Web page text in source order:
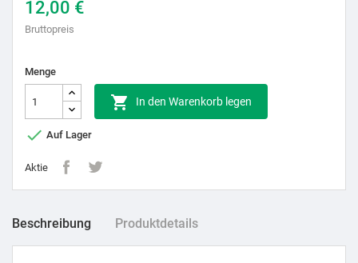
12,00 €
Bruttopreis
Menge
 In den Warenkorb legen
 Auf Lager
Aktie
Beschreibung Produktdetails